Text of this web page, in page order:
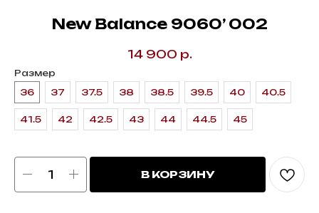
New Balance 9060’ 002
14 900 р.
Размер
36
37 37.5 38 38.5 39.5 40 40.5
41.5 42 42.5 43 44 44.5 45
В КОРЗИНУ